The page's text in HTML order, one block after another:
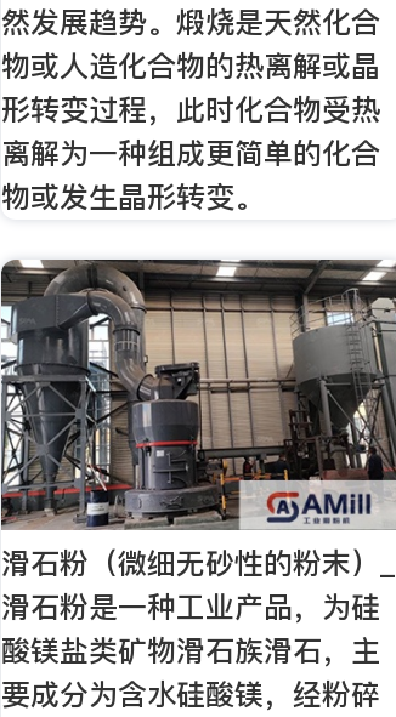
然发展趋势。煅烧是天然化合
物或人造化合物的热离解或晶
形转变过程，此时化合物受热
离解为一种组成更简单的化合
物或发生晶形转变。
滑石粉（微细无砂性的粉末）_
滑石粉是一种工业产品，为硅
酸镁盐类矿物滑石族滑石，主
要成分为含水硅酸镁，经粉碎